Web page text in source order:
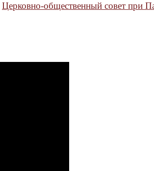
Церковно-общественный совет при